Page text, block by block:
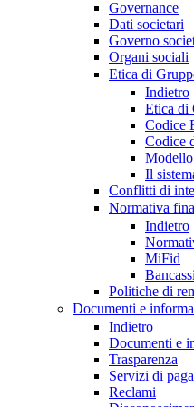
Governance
Dati societari
Governo
Organi sociali
Etica di
Indietro
Etica di
Codice
Codice
Modello
Il
Conflitti di
Normativa
Indietro
MiFid
Politiche di
Documenti e
Indietro
Documenti e
Trasparenza
Servizi di
Reclami